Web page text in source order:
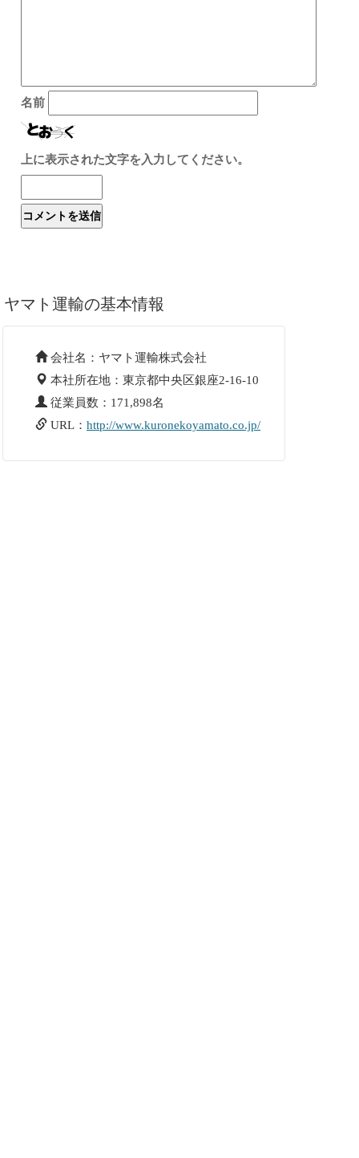
名前
上に表示された文字を入力してください。
ヤマト運輸の基本情報
会社名：ヤマト運輸株式会社
本社所在地：東京都中央区銀座2-16-10
従業員数：171,898名
URL： http://www.kuronekoyamato.co.jp/